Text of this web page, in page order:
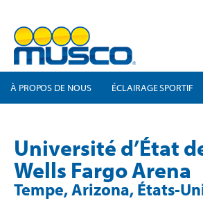
À PROPOS DE NOUS ÉCLAIRAGE SPORTIF
Université d’État
Wells Fargo Arena
Tempe, Arizona, États-